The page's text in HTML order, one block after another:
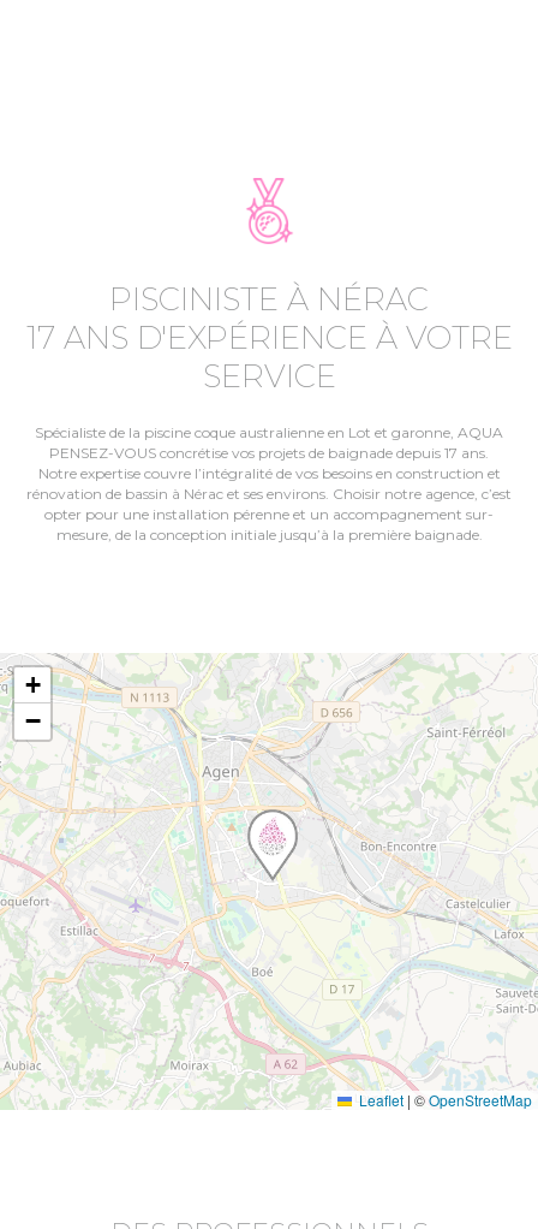
PISCINISTE À NÉRAC
17 ANS D'EXPÉRIENCE À VOTRE
SERVICE
Spécialiste de la piscine coque australienne en Lot et garonne, AQUA
PENSEZ-VOUS concrétise vos projets de baignade depuis 17 ans.
Notre expertise couvre l’intégralité de vos besoins en construction et
rénovation de bassin à Nérac et ses environs. Choisir notre agence, c’est
opter pour une installation pérenne et un accompagnement sur-
mesure, de la conception initiale jusqu’à la première baignade.
+
−
Leaflet | ©OpenStreetMap